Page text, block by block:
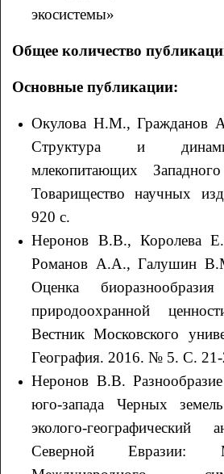
экосистемы»
Общее количество
Основные публикации:
Окулова Н.М., Гражданов
Структура и
млекопитающих
Товарищество научных
920 с.
Неронов В.В., Королева
Романов А.А., Галушин
Оценка
природоохранной
Вестник Московского
География. 2016. № 5. С.
Неронов В.В.
юго-запада Черных
эколого-
Северной Евразии: